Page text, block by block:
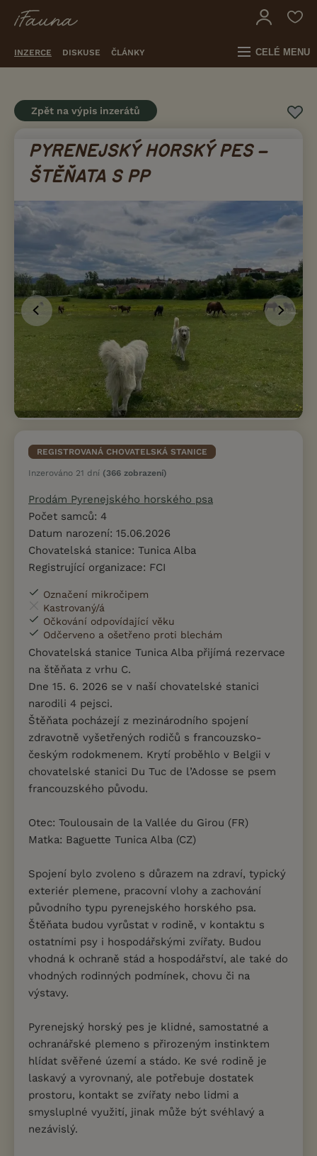
INZERCE DISKUSE ČLÁNKY CELÉ MENU
Zpět na výpis inzerátů
REGISTROVANÁ CHOVATELSKÁ STANICE
Inzerováno 21 dní (366 zobrazení)
Prodám Pyrenejského horského psa
Počet samců: 4
Datum narození: 15.06.2026
Chovatelská stanice: Tunica Alba
Registrující organizace: FCI
Označení mikročipem
Kastrovaný/á
Očkování odpovídající věku
Odčerveno a ošetřeno proti blechám
Chovatelská stanice Tunica Alba přijímá rezervace
na štěňata z vrhu C.
Dne 15. 6. 2026 se v naší chovatelské stanici
narodili 4 pejsci.
Štěňata pocházejí z mezinárodního spojení
zdravotně vyšetřených rodičů s francouzsko-
českým rodokmenem. Krytí proběhlo v Belgii v
chovatelské stanici Du Tuc de l’Adosse se psem
francouzského původu.
Otec: Toulousain de la Vallée du Girou (FR)
Matka: Baguette Tunica Alba (CZ)
Spojení bylo zvoleno s důrazem na zdraví, typický
exteriér plemene, pracovní vlohy a zachování
původního typu pyrenejského horského psa.
Štěňata budou vyrůstat v rodině, v kontaktu s
ostatními psy i hospodářskými zvířaty. Budou
vhodná k ochraně stád a hospodářství, ale také do
vhodných rodinných podmínek, chovu či na
výstavy.
Pyrenejský horský pes je klidné, samostatné a
ochranářské plemeno s přirozeným instinktem
hlídat svěřené území a stádo. Ke své rodině je
laskavý a vyrovnaný, ale potřebuje dostatek
prostoru, kontakt se zvířaty nebo lidmi a
smysluplné využití, jinak může být svéhlavý a
nezávislý.
PYRENEJSKÝ HORSKÝ PES –
ŠTĚŇATA S PP